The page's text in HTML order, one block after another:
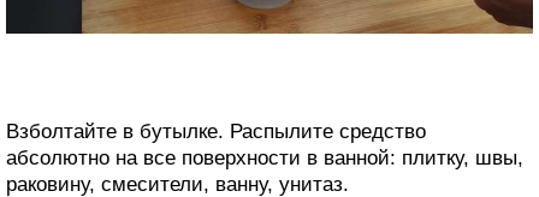
Взболтайте в бутылке. Распылите средство
абсолютно на все поверхности в ванной: плитку, швы,
раковину, смесители, ванну, унитаз.